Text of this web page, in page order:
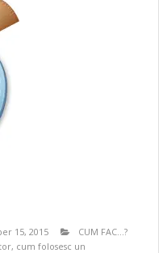
15, 2015
CUM FAC...?
, cum folosesc un